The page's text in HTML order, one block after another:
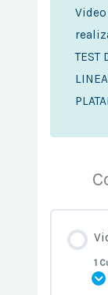
TEST
1